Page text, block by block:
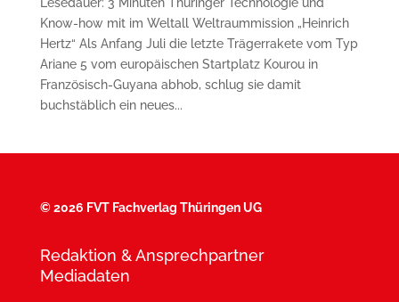
Know-how mit im Weltall Weltraummission „Heinrich
Hertz“ Als Anfang Juli die letzte Trägerrakete vom Typ
Ariane 5 vom europäischen Startplatz Kourou in
Französisch-Guyana abhob, schlug sie damit
buchstäblich ein neues...
©2026 FVT Fachverlag Thüringen UG
Redaktion & Ansprechpartner
Mediadaten